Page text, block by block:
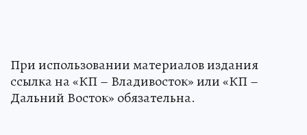
При использовании материалов издания
ссылка на «КП – Владивосток» или «КП –
Дальний Восток» обязательна.